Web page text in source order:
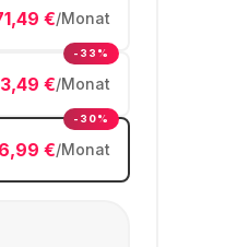
€/Monat
€/Monat
-33%
€/Monat
-30%